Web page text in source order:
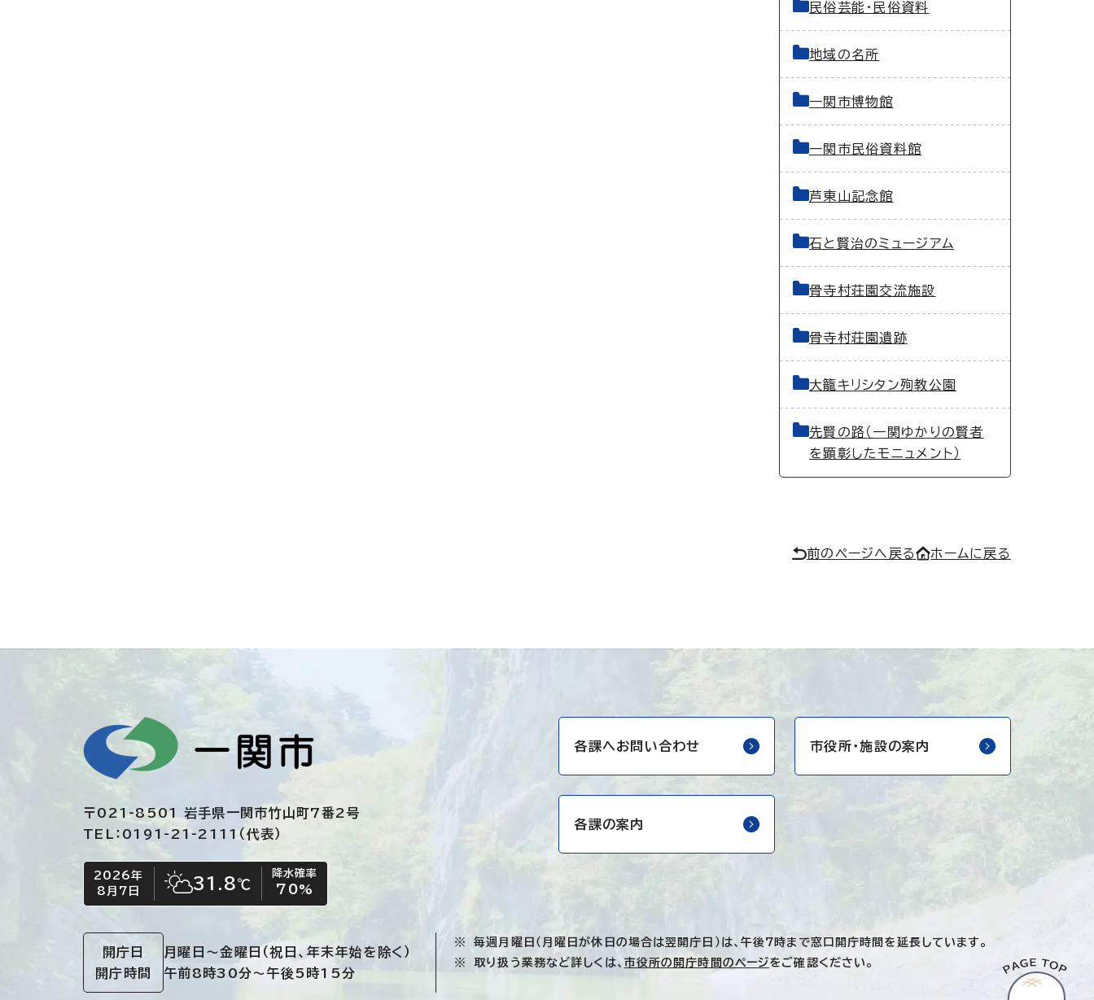
民俗芸能・民俗資料
地域の名所
一関市博物館
一関市民俗資料館
芦東山記念館
石と賢治のミュージアム
骨寺村荘園交流施設
骨寺村荘園遺跡
大籠キリシタン殉教公園
先賢の路（一関ゆかりの賢者
を顕彰したモニュメント）
前のページへ戻る ホームに戻る
〒021-8501 岩手県一関市竹山町7番2号
TEL：0191-21-2111（代表）
今日の日付
2026年
8月7日
今日の天気
晴れ時々くもり
31.8℃
降水確率
70%
各課へお問い合わせ 市役所・施設の案内
各課の案内
開庁日
開庁時間
月曜日～金曜日 （祝日、年末年始を除く）
午前8時30分～午後5時15分
毎週月曜日（月曜日が休日の場合は翌開庁日）は、午後7時まで窓口開庁時間を延長しています。
取り扱う業務など詳しくは、 市役所の開庁時間のページをご確認ください。